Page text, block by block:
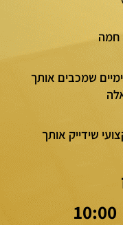
חמה
שמכבים אותך
שידייק אותך